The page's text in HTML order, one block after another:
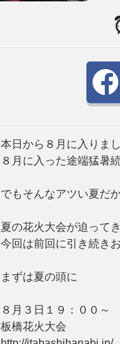
本日から８月に入りまし
８月に入った途端猛暑
でもそんなアツい夏だ
夏の花火大会が迫って
今回は前回に引き続き
まずは夏の頭に
８月３日１９：００～
板橋花火大会